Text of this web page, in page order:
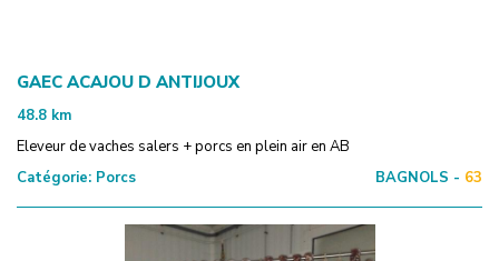
GAEC ACAJOU D ANTIJOUX
48.8 km
Eleveur de vaches salers + porcs en plein air en AB
Catégorie: Porcs BAGNOLS - 63